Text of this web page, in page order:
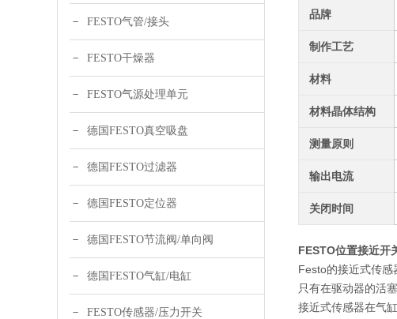
FESTO气管/接头
FESTO干燥器
FESTO气源处理单元
德国FESTO真空吸盘
德国FESTO过滤器
德国FESTO定位器
德国FESTO节流阀/单向阀
德国FESTO气缸/电缸
FESTO传感器/压力开关
品牌
制作工艺
材料
材料晶体结构
测量原则
输出电流
关闭时间
FESTO位置接近开
Festo的接近式传感
只有在驱动器的活
接近式传感器在气